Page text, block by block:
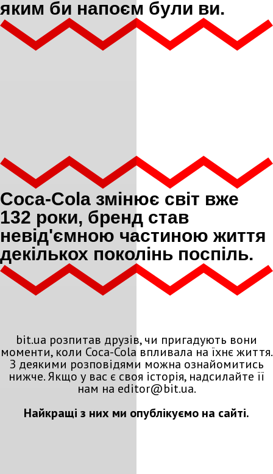
яким би напоєм були ви.
Coca-Cola змінює світ вже
132 роки, бренд став
невід'ємною частиною життя
декількох поколінь поспіль.
bit.ua розпитав друзів, чи пригадують вони
моменти, коли Coca-Cola впливала на їхнє життя.
З деякими розповідями можна ознайомитись
нижче. Якщо у вас є своя історія, надсилайте її
нам на editor@bit.ua.
Найкращі з них ми опублікуємо на сайті.